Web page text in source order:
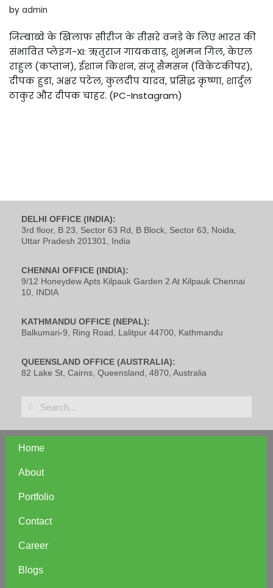
by admin
जिम्बाब्वे के खिलाफ सीरीज के तीसरे वनडे के लिए भारत की
संभावित प्लेइंग-XI: ऋतुराज गायकवाड़, शुभमन गिल, केएल
राहुल (कप्तान), ईशान किशन, संजू सैमसन (विकेटकीपर),
दीपक हुडा, अक्षर पटेल, कुलदीप यादव, प्रसिद्ध कृष्णा, शार्दुल
ठाकुर और दीपक चाहर. (PC-Instagram)
DELHI OFFICE (INDIA):
3rd floor, B 23, Sector 63 Rd, B Block, Sector 63, Noida,
Uttar Pradesh 201301, India
CHENNAI OFFICE (INDIA):
9/12 Honeydew Apts Kilpauk Garden 2 At Kilpauk Chennai
10, INDIA
KATHMANDU OFFICE (NEPAL):
Balkumari-9, Ring Road, Lalitpur 44700, Kathmandu
QUEENSLAND OFFICE (AUSTRALIA):
82 Lake St, Cairns, Queensland, 4870, Australia
Home
About
Portfolio
Contact
Career
Blogs